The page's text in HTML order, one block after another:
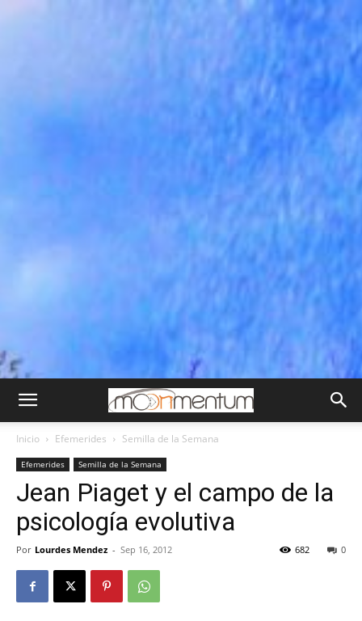
Inicio Efemerides Semilla de la Semana
Efemerides Semilla de la Semana
Jean Piaget y el campo de la
psicología evolutiva
Por Lourdes Mendez - Sep 16, 2012 0
682